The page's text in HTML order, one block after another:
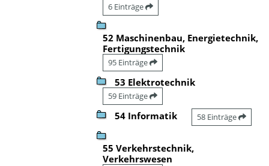
6 Einträge
52 Maschinenbau, Energietechnik,
Fertigungstechnik
95 Einträge
53 Elektrotechnik
59 Einträge
54 Informatik 58 Einträge
55 Verkehrstechnik,
Verkehrswesen